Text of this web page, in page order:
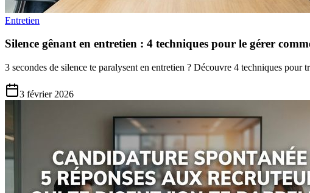
Entretien
Silence gênant en entretien : 4 techniques pour le gérer
3 secondes de silence te paralysent en entretien ? Découvre 4 techniques pour
3 février 2026